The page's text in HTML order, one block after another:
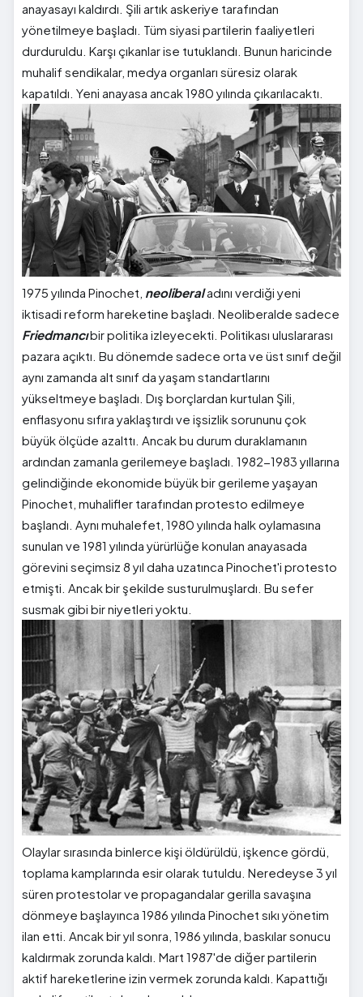
anayasayı kaldırdı. Şili artık askeriye tarafından
yönetilmeye başladı. Tüm siyasi partilerin faaliyetleri
durduruldu. Karşı çıkanlar ise tutuklandı. Bunun haricinde
muhalif sendikalar, medya organları süresiz olarak
kapatıldı. Yeni anayasa ancak 1980 yılında çıkarılacaktı.
1975 yılında Pinochet, neoliberaladını verdiği yeni
iktisadi reform hareketine başladı. Neoliberalde sadece
Friedmancıbir politika izleyecekti. Politikası uluslararası
pazara açıktı. Bu dönemde sadece orta ve üst sınıf değil
aynı zamanda alt sınıf da yaşam standartlarını
yükseltmeye başladı. Dış borçlardan kurtulan Şili,
enflasyonu sıfıra yaklaştırdı ve işsizlik sorununu çok
büyük ölçüde azalttı. Ancak bu durum duraklamanın
ardından zamanla gerilemeye başladı. 1982-1983 yıllarına
gelindiğinde ekonomide büyük bir gerileme yaşayan
Pinochet, muhalifler tarafından protesto edilmeye
başlandı. Aynı muhalefet, 1980 yılında halk oylamasına
sunulan ve 1981 yılında yürürlüğe konulan anayasada
görevini seçimsiz 8 yıl daha uzatınca Pinochet'i protesto
etmişti. Ancak bir şekilde susturulmuşlardı. Bu sefer
susmak gibi bir niyetleri yoktu.
Olaylar sırasında binlerce kişi öldürüldü, işkence gördü,
toplama kamplarında esir olarak tutuldu. Neredeyse 3 yıl
süren protestolar ve propagandalar gerilla savaşına
dönmeye başlayınca 1986 yılında Pinochet sıkı yönetim
ilan etti. Ancak bir yıl sonra, 1986 yılında, baskılar sonucu
kaldırmak zorunda kaldı. Mart 1987'de diğer partilerin
aktif hareketlerine izin vermek zorunda kaldı. Kapattığı